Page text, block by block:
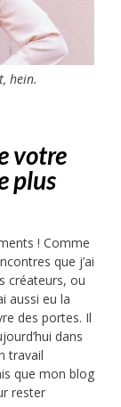
hein.
votre
plus
! Comme
que j’ai
créateurs, ou
aussi eu la
des portes. Il
dans
travail
que mon blog
rester